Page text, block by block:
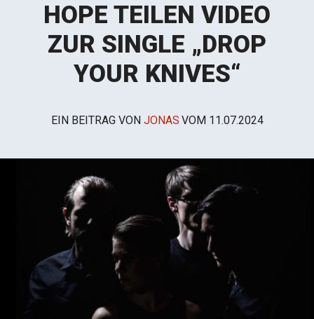
HOPE TEILEN VIDEO
ZUR SINGLE „DROP
YOUR KNIVES“
EIN BEITRAG VON JONAS VOM 11.07.2024